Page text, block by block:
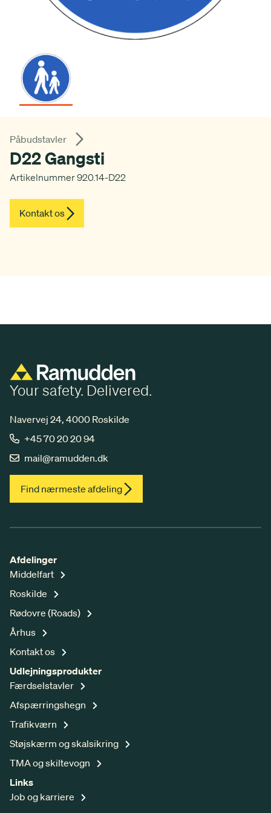
Påbudstavler
D22 Gangsti
Artikelnummer 920.14-D22
Kontakt os
Your safety. Delivered.
Navervej 24, 4000 Roskilde
+45 70 20 20 94
mail@ramudden.dk
Find nærmeste afdeling
Afdelinger
Middelfart
Roskilde
Rødovre (Roads)
Århus
Kontakt os
Udlejningsprodukter
Færdselstavler
Afspærringshegn
Trafikværn
Støjskærm og skalsikring
TMA og skiltevogn
Links
Job og karriere